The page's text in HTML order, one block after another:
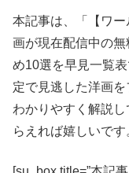
本記事は、「【ワ
画が現在配信中の
め10選を早見一覧
定で見逃した洋画を
わかりやすく解説
らえれば嬉しいです